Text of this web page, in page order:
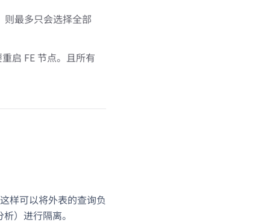
则最多只会选择全部
启 FE 节点。且所有
样可以将外表的查询负
）进行隔离。